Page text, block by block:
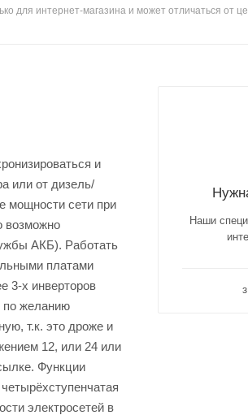
для интернет-магазина и может отличаться от
и
или от дизель/
мощности сети при
возможно
АКБ). Работать
платами
3-х инверторов
по желанию
т.к. это дроже и
12, или 24 или
Функции
электросетей в
Наши